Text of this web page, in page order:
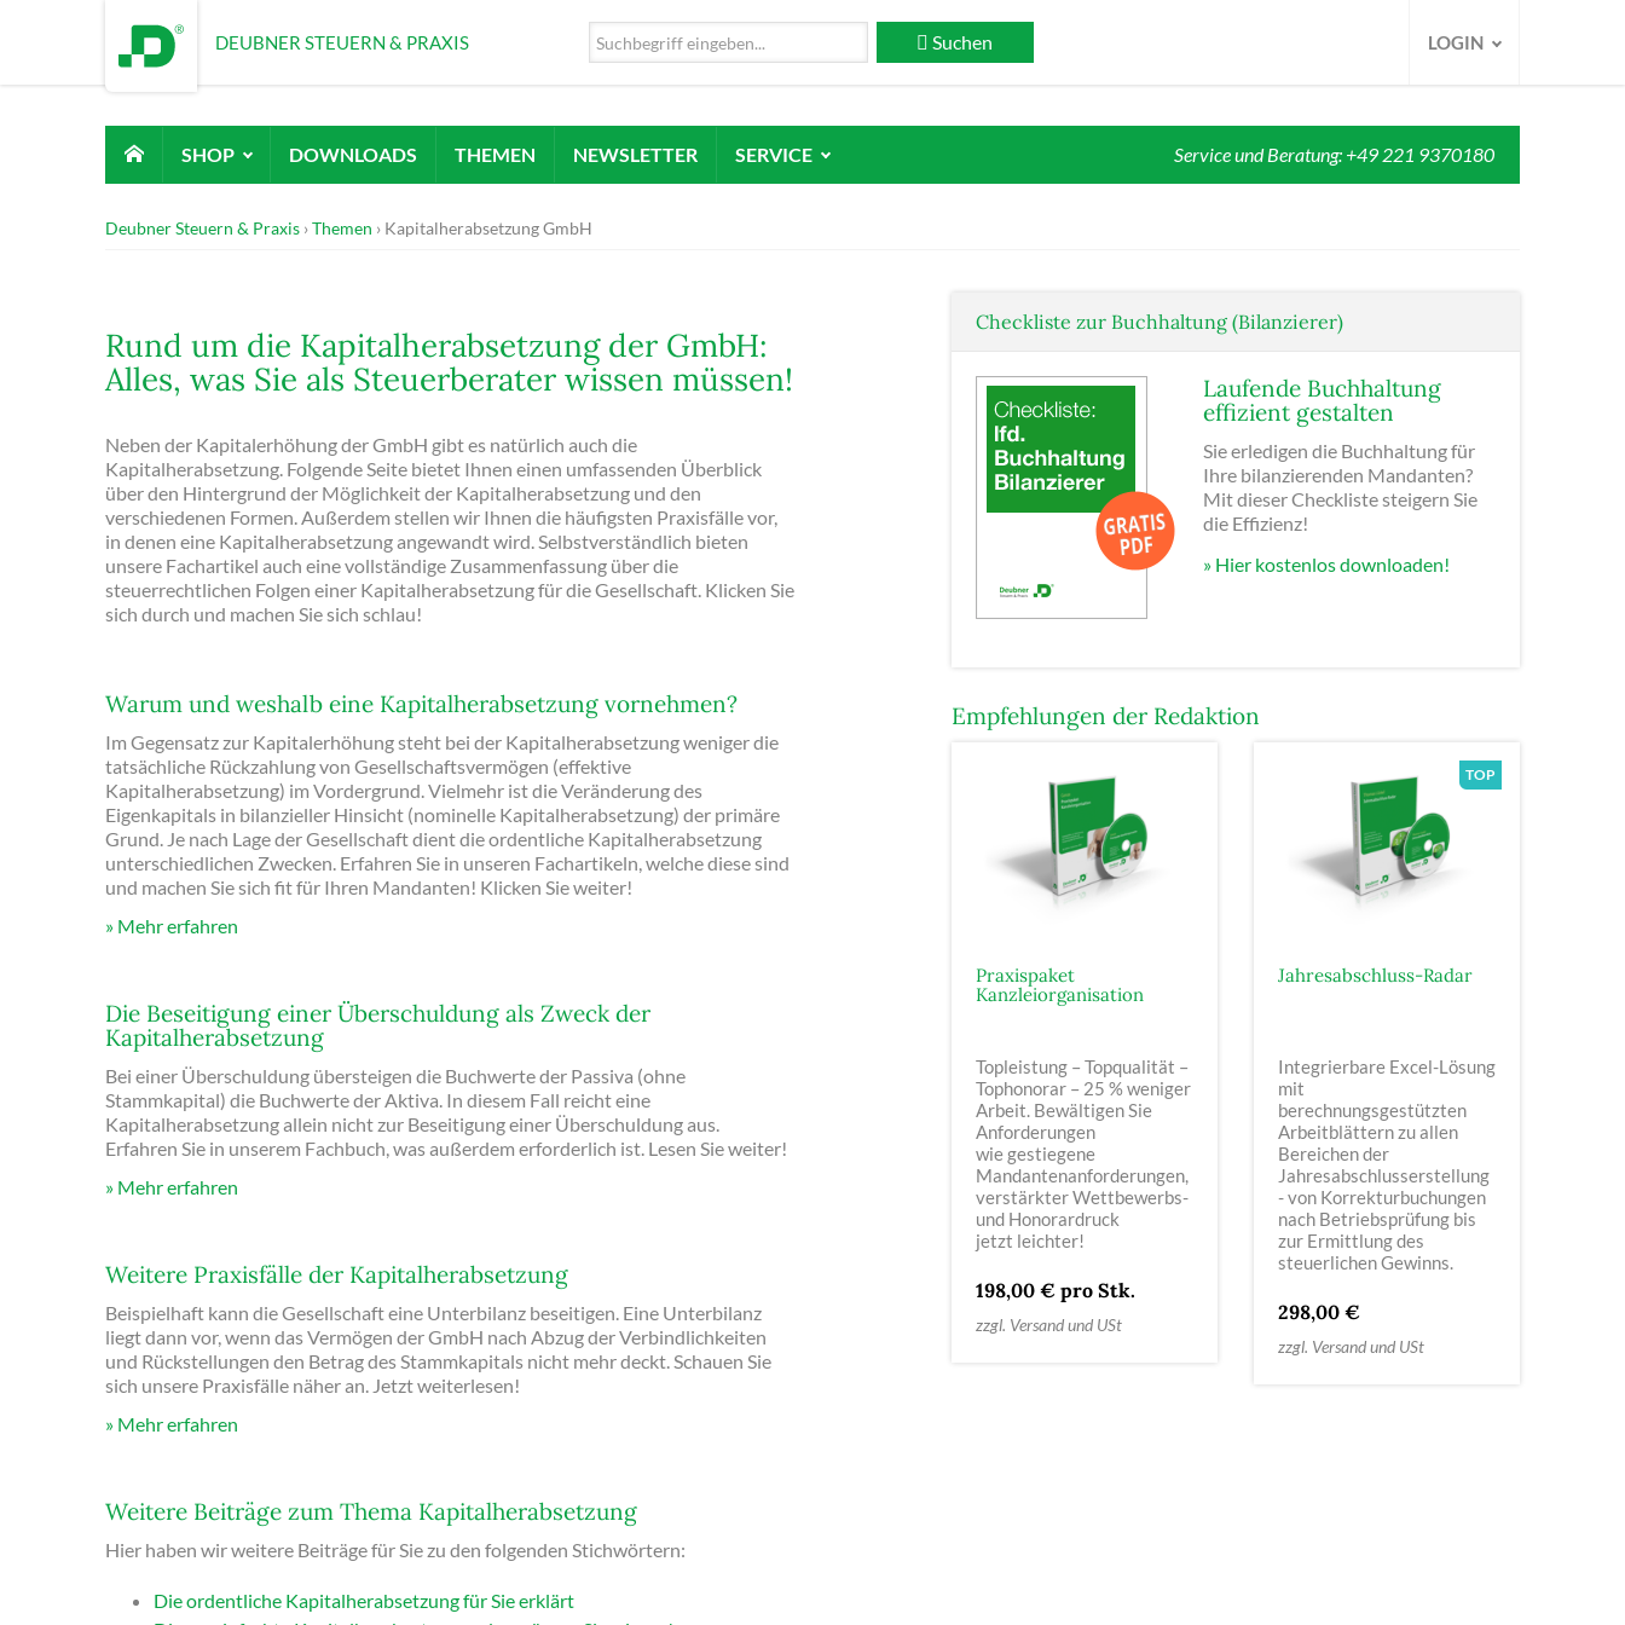
DEUBNER STEUERN & PRAXIS Suchen LOGIN
SHOP DOWNLOADS THEMEN NEWSLETTER SERVICE Service und Beratung: +49 221 9370180
Deubner Steuern & Praxis Themen Kapitalherabsetzung GmbH
Rund um die Kapitalherabsetzung der GmbH:
Alles, was Sie als Steuerberater wissen müssen!
Neben der Kapitalerhöhung der GmbH gibt es natürlich auch die
Kapitalherabsetzung. Folgende Seite bietet Ihnen einen umfassenden Überblick
über den Hintergrund der Möglichkeit der Kapitalherabsetzung und den
verschiedenen Formen. Außerdem stellen wir Ihnen die häufigsten Praxisfälle vor,
in denen eine Kapitalherabsetzung angewandt wird. Selbstverständlich bieten
unsere Fachartikel auch eine vollständige Zusammenfassung über die
steuerrechtlichen Folgen einer Kapitalherabsetzung für die Gesellschaft. Klicken Sie
sich durch und machen Sie sich schlau!
Warum und weshalb eine Kapitalherabsetzung vornehmen?
Im Gegensatz zur Kapitalerhöhung steht bei der Kapitalherabsetzung weniger die
tatsächliche Rückzahlung von Gesellschaftsvermögen (effektive
Kapitalherabsetzung) im Vordergrund. Vielmehr ist die Veränderung des
Eigenkapitals in bilanzieller Hinsicht (nominelle Kapitalherabsetzung) der primäre
Grund. Je nach Lage der Gesellschaft dient die ordentliche Kapitalherabsetzung
unterschiedlichen Zwecken. Erfahren Sie in unseren Fachartikeln, welche diese sind
und machen Sie sich fit für Ihren Mandanten! Klicken Sie weiter!
Mehr erfahren
Die Beseitigung einer Überschuldung als Zweck der
Kapitalherabsetzung
Bei einer Überschuldung übersteigen die Buchwerte der Passiva (ohne
Stammkapital) die Buchwerte der Aktiva. In diesem Fall reicht eine
Kapitalherabsetzung allein nicht zur Beseitigung einer Überschuldung aus.
Erfahren Sie in unserem Fachbuch, was außerdem erforderlich ist. Lesen Sie weiter!
Mehr erfahren
Weitere Praxisfälle der Kapitalherabsetzung
Beispielhaft kann die Gesellschaft eine Unterbilanz beseitigen. Eine Unterbilanz
liegt dann vor, wenn das Vermögen der GmbH nach Abzug der Verbindlichkeiten
und Rückstellungen den Betrag des Stammkapitals nicht mehr deckt. Schauen Sie
sich unsere Praxisfälle näher an. Jetzt weiterlesen!
Mehr erfahren
Weitere Beiträge zum Thema Kapitalherabsetzung
Hier haben wir weitere Beiträge für Sie zu den folgenden Stichwörtern:
Die ordentliche Kapitalherabsetzung für Sie erklärt
Checkliste zur Buchhaltung (Bilanzierer)
Laufende Buchhaltung
effizient gestalten
Sie erledigen die Buchhaltung für
Ihre bilanzierenden Mandanten?
Mit dieser Checkliste steigern Sie
die Effizienz!
» Hier kostenlos downloaden!
Empfehlungen der Redaktion
Praxispaket
Kanzleiorganisation
Topleistung – Topqualität –
Tophonorar – 25 % weniger
Arbeit. Bewältigen Sie
Anforderungen
wie gestiegene
Mandanten­anforderungen,
verstärkter Wettbewerbs-
und Honorardruck
jetzt leichter!
198,00 € pro Stk.
zzgl. Versand und USt
Jahresabschluss-Radar
Integrierbare Excel-Lösung
mit
berechnungsgestützten
Arbeitblättern zu allen
Bereichen der
Jahresabschlusserstellung
- von Korrekturbuchungen
nach Betriebsprüfung bis
zur Ermittlung des
steuerlichen Gewinns.
298,00 €
zzgl. Versand und USt